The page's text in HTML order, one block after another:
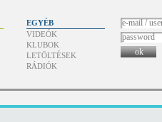
EGYÉB
VIDEÓK
KLUBOK
LETÖLTÉSEK
RÁDIÓK
ok